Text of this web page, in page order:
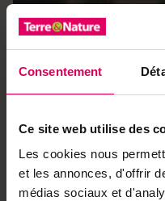
Consentement
Ce site web utilise des
Les cookies nous
et les annonces, d'offrir
médias sociaux et